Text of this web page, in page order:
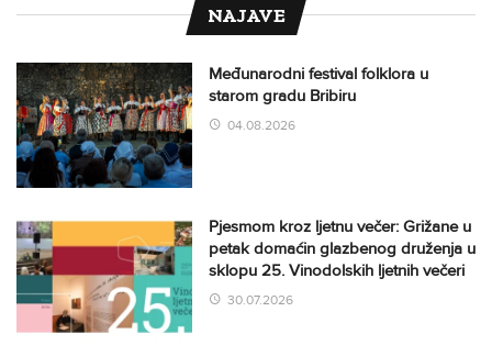
NAJAVE
Međunarodni festival folklora u
starom gradu Bribiru
04.08.2026
Pjesmom kroz ljetnu večer: Grižane u
petak domaćin glazbenog druženja u
sklopu 25. Vinodolskih ljetnih večeri
30.07.2026